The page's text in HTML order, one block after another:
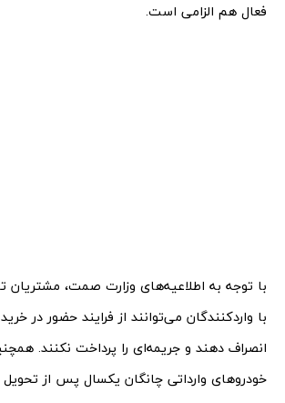
فعال هم الزامی است.
با توجه به اطلاعیه‌های وزارت صمت، مشتریان تا
با واردکنندگان می‌توانند از فرایند حضور در
انصراف دهند و جریمه‌ای را پرداخت نکنند.
خودروهای وارداتی چانگان یکسال پس از